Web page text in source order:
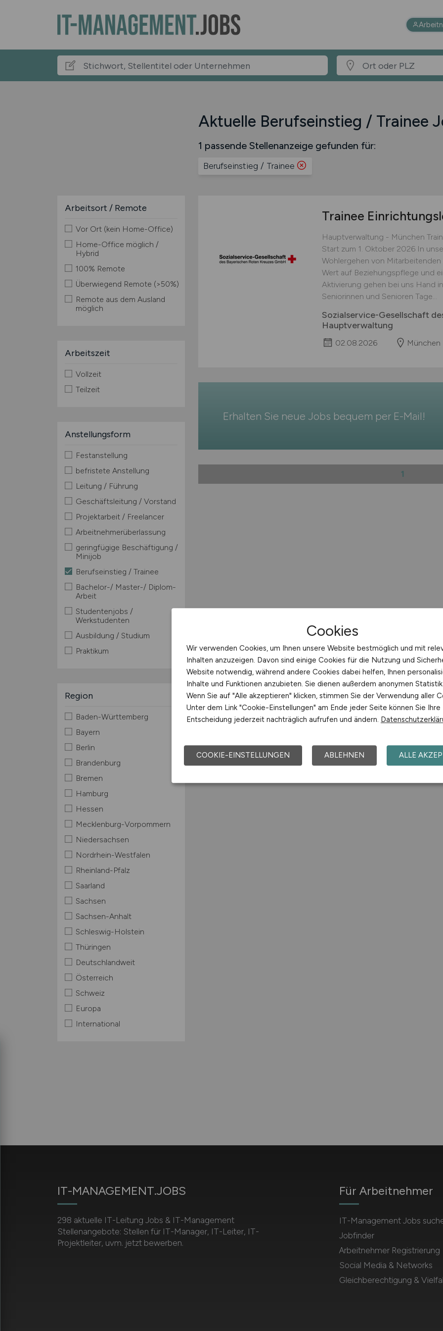
Aktuelle Berufseinstieg / Trainee
1 passende Stellenanzeige gefunden für:
Berufseinstieg / Trainee
Arbeitsort / Remote
Vor Ort (kein Home-Office)
Home-Office möglich /
Hybrid
100% Remote
Überwiegend Remote (>50%)
Remote aus dem Ausland
möglich
Arbeitszeit
Vollzeit
Teilzeit
Anstellungsform
Festanstellung
befristete Anstellung
Leitung / Führung
Geschäftsleitung / Vorstand
Projektarbeit / Freelancer
Arbeitnehmerüberlassung
geringfügige Beschäftigung /
Minijob
Berufseinstieg / Trainee
Bachelor-/ Master-/ Diplom-
Arbeit
Studentenjobs /
Werkstudenten
Ausbildung / Studium
Praktikum
Region
Baden-Württemberg
Bayern
Berlin
Brandenburg
Bremen
Hamburg
Hessen
Mecklenburg-Vorpommern
Niedersachsen
Nordrhein-Westfalen
Rheinland-Pfalz
Saarland
Sachsen
Sachsen-Anhalt
Schleswig-Holstein
Thüringen
Deutschlandweit
Österreich
Schweiz
Europa
International
Trainee
Hauptverwaltung - München
Start zum 1. Oktober 2026 In
Wohlergehen von
Wert auf Beziehungspflege und
Aktivierung gehen bei uns Hand
Seniorinnen und Senioren Tage...
Sozialservice-Gesellschaft
Hauptverwaltung
02.08.2026 München
Erhalten Sie neue Jobs bequem per E-Mail!
1
IT-MANAGEMENT.JOBS
298 aktuelle IT-Leitung Jobs & IT-Management
Stellenangebote: Stellen für IT-Manager, IT-Leiter, IT-
Projektleiter, uvm. jetzt bewerben.
Für Arbeitnehmer
IT-Management Jobs
Jobfinder
Arbeitnehmer Registrierung
Social Media & Networks
Gleichberechtigung &
Cookies
Wir verwenden Cookies, um Ihnen unsere Website bestmöglich und mit
Inhalten anzuzeigen. Davon sind einige Cookies für die Nutzung und
Website notwendig, während andere Cookies dabei helfen, Ihnen
Inhalte und Funktionen anzubieten. Sie dienen außerdem anonymen
Wenn Sie auf "Alle akzeptieren" klicken, stimmen Sie der Verwendung aller
Unter dem Link "Cookie-Einstellungen" am Ende jeder Seite können Sie Ihre
Entscheidung jederzeit nachträglich aufrufen und ändern.
COOKIE-EINSTELLUNGEN ABLEHNEN ALLE